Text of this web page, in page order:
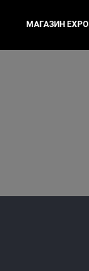
МАГАЗИН EXPO